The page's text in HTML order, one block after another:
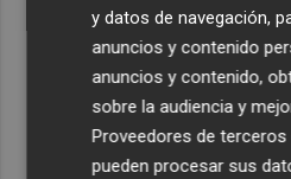
Recibe toda la
Plaza Podcast
y datos de navegación,
anuncios y contenido
anuncios y contenido,
sobre la audiencia y
Proveedores de terceros
pueden procesar sus